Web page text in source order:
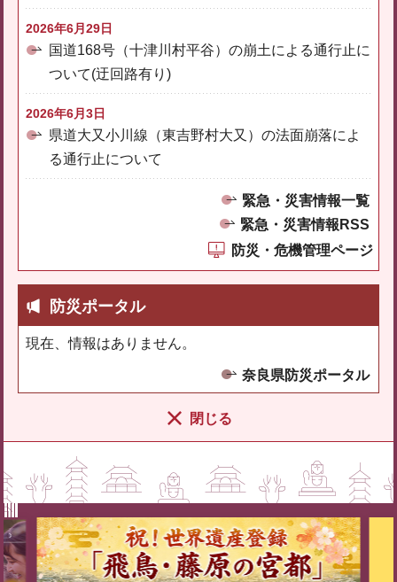
2026年6月29日
国道168号（十津川村平谷）の崩土による通行止に
ついて(迂回路有り)
2026年6月3日
県道大又小川線（東吉野村大又）の法面崩落によ
る通行止について
緊急・災害情報一覧
緊急・災害情報RSS
防災・危機管理ページ
防災ポータル
現在、情報はありません。
奈良県防災ポータル
閉じる